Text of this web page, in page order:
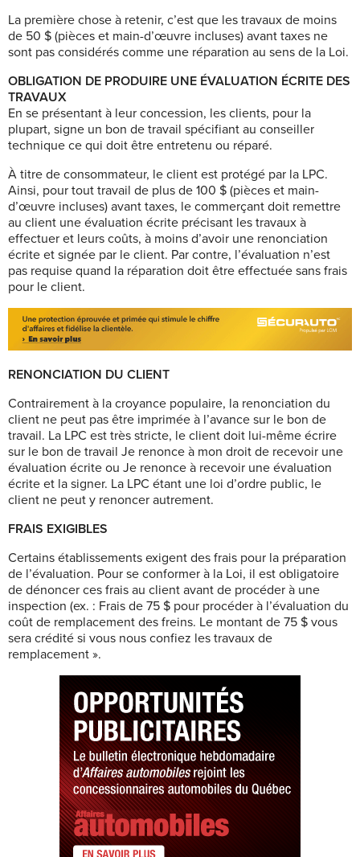
La première chose à retenir, c’est que les travaux de moins
de 50 $ (pièces et main-d’œuvre incluses) avant taxes ne
sont pas considérés comme une réparation au sens de la Loi.
OBLIGATION DE PRODUIRE UNE ÉVALUATION ÉCRITE DES
TRAVAUX
En se présentant à leur concession, les clients, pour la
plupart, signe un bon de travail spécifiant au conseiller
technique ce qui doit être entretenu ou réparé.
À titre de consommateur, le client est protégé par la LPC.
Ainsi, pour tout travail de plus de 100 $ (pièces et main-
d’œuvre incluses) avant taxes, le commerçant doit remettre
au client une évaluation écrite précisant les travaux à
effectuer et leurs coûts, à moins d’avoir une renonciation
écrite et signée par le client. Par contre, l’évaluation n’est
pas requise quand la réparation doit être effectuée sans frais
pour le client.
RENONCIATION DU CLIENT
Contrairement à la croyance populaire, la renonciation du
client ne peut pas être imprimée à l’avance sur le bon de
travail. La LPC est très stricte, le client doit lui-même écrire
sur le bon de travail Je renonce à mon droit de recevoir une
évaluation écrite ou Je renonce à recevoir une évaluation
écrite et la signer. La LPC étant une loi d’ordre public, le
client ne peut y renoncer autrement.
FRAIS EXIGIBLES
Certains établissements exigent des frais pour la préparation
de l’évaluation. Pour se conformer à la Loi, il est obligatoire
de dénoncer ces frais au client avant de procéder à une
inspection (ex. : Frais de 75 $ pour procéder à l’évaluation du
coût de remplacement des freins. Le montant de 75 $ vous
sera crédité si vous nous confiez les travaux de
remplacement ».